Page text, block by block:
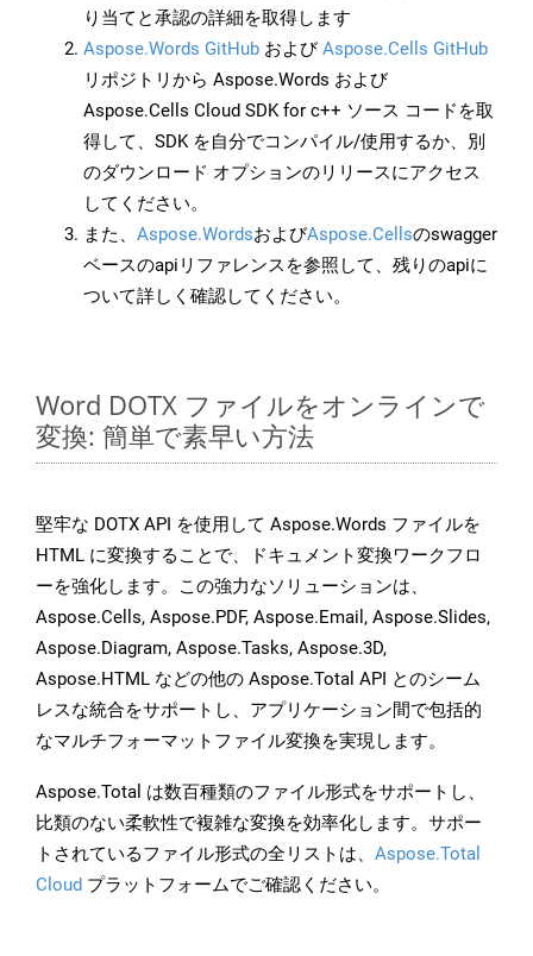
り当てと承認の詳細を取得します
Aspose.Words GitHub およびAspose.Cells GitHub
リポジトリから Aspose.Words および
Aspose.Cells Cloud SDK for c++ ソース コードを取
得して、SDK を自分でコンパイル/使用するか、別
のダウンロード オプションのリリースにアクセス
してください。
また、 Aspose.WordsおよびAspose.Cellsのswagger
ベースのapiリファレンスを参照して、残りのapiに
ついて詳しく確認してください。
Word DOTX ファイルをオンラインで
変換: 簡単で素早い方法
堅牢な DOTX API を使用して Aspose.Words ファイルを
HTML に変換することで、ドキュメント変換ワークフロ
ーを強化します。この強力なソリューションは、
Aspose.Cells, Aspose.PDF, Aspose.Email, Aspose.Slides,
Aspose.Diagram, Aspose.Tasks, Aspose.3D,
Aspose.HTML などの他の Aspose.Total API とのシーム
レスな統合をサポートし、アプリケーション間で包括的
なマルチフォーマットファイル変換を実現します。
Aspose.Total は数百種類のファイル形式をサポートし、
比類のない柔軟性で複雑な変換を効率化します。サポー
トされているファイル形式の全リストは、 Aspose.Total
Cloud プラットフォームでご確認ください。